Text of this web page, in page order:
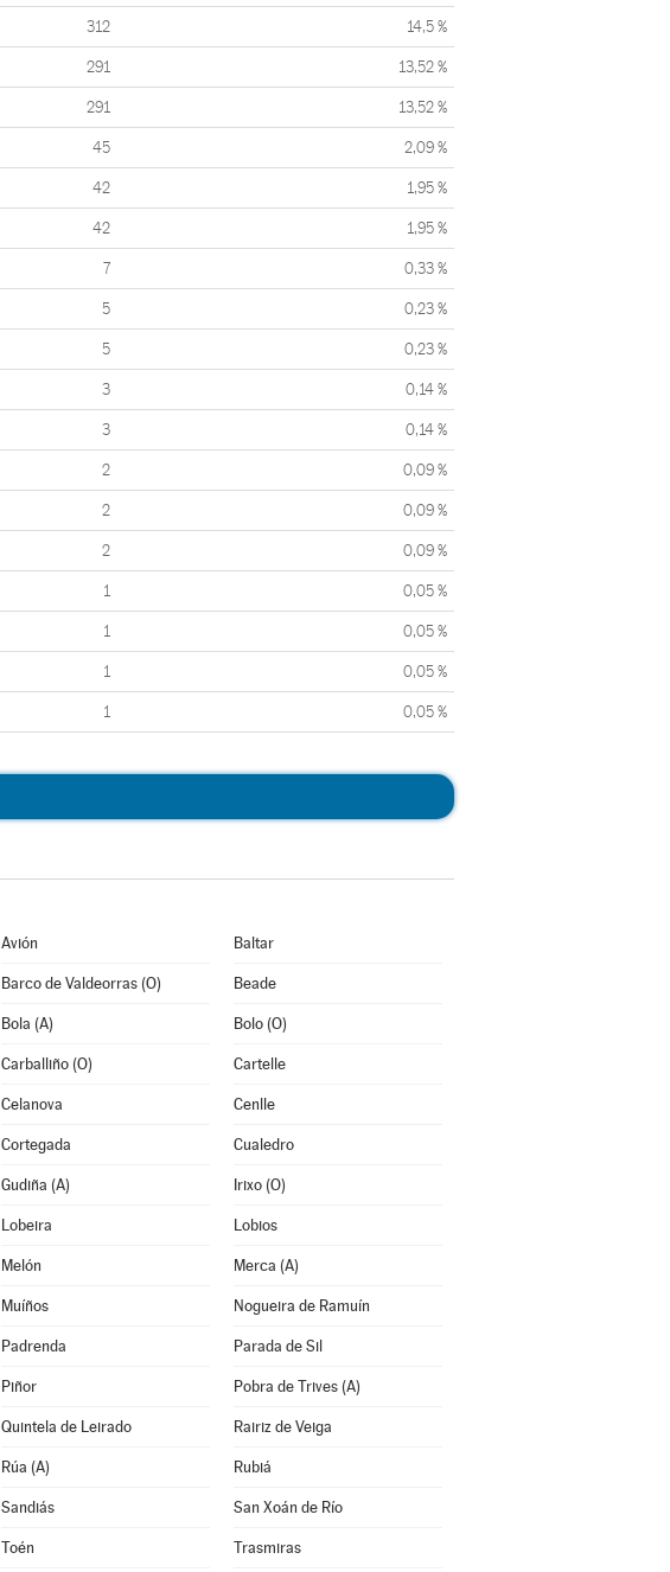
312 14,5 %
291 13,52 %
291 13,52 %
45 2,09 %
42 1,95 %
42 1,95 %
7 0,33 %
5 0,23 %
5 0,23 %
3 0,14 %
3 0,14 %
2 0,09 %
2 0,09 %
2 0,09 %
1 0,05 %
1 0,05 %
1 0,05 %
1 0,05 %
Avión Baltar
Barco de Valdeorras (O) Beade
Bola (A) Bolo (O)
Carballiño (O) Cartelle
Celanova Cenlle
Cortegada Cualedro
Gudiña (A) Irixo (O)
Lobeira Lobios
Melón Merca (A)
Muíños Nogueira de Ramuín
Padrenda Parada de Sil
Piñor Pobra de Trives (A)
Quintela de Leirado Rairiz de Veiga
Rúa (A) Rubiá
Sandiás San Xoán de Río
Toén Trasmiras